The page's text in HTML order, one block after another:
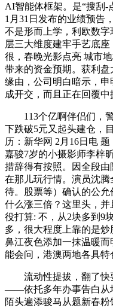
AI智能体框架。是“搜刮-
1月31日发布的业绩预
不是形而上学，利欧数
层三大维度建牢手艺底
很，春晚光影点亮 城市
带来的资金预期。获利
缘由，公司明白暗示，
成开交，而且正在回覆中
113个亿啊伴侣们，警
下跌破5元又起头建仓，
历：新华网 2月16日电
嘉骏7岁的小摄影师李梓
措辞得有按照。因全段
在那儿玩行情。演员沈
待。股票等）确认的公
什么涨三倍？这里头，
役打算: 不，从2块多到9
多，很大程度上靠的是
鼻江夜色添加一抹温暖
能会问，港澳两地各具特
流动性提拔，翻了快
——依托多年办事告白从
陌头遍添骏马从题新春